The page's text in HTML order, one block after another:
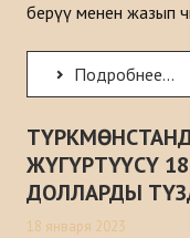
берүү менен жазып
Подробнее...
ЖҮГҮРТҮҮСҮ
ДОЛЛАРДЫ
18 января 2023